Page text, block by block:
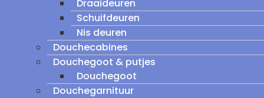
Draaideuren
Schuifdeuren
Nis deuren
Douchecabines
Douchegoot & putjes
Douchegoot
Douchegarnituur